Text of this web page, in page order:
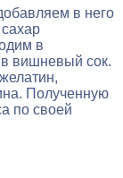
в него
в
вишневый сок.
Полученную
по своей